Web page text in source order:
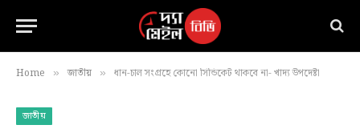
Home » জাতীয় » ধান-চাল সংগ্রহে কোনো সিন্ডিকেট থাকবে না- খাদ্য উপদেষ্টা
জাতীয়